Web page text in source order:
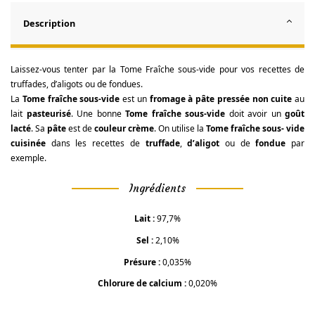
Description
Laissez-vous tenter par la Tome Fraîche sous-vide pour vos recettes de
truffades, d’aligots ou de fondues.
La Tome fraîche sous-vide est un fromage à pâte pressée non cuite au
lait pasteurisé. Une bonne Tome fraîche sous-vide doit avoir un goût
lacté. Sa pâteest decouleur crème. On utilise la Tome fraîche sous- vide
cuisinée dans les recettes de truffade,d’aligot ou defondue par
exemple.
Ingrédients
Lait :97,7%
Sel :2,10%
Présure :0,035%
Chlorure de calcium :0,020%